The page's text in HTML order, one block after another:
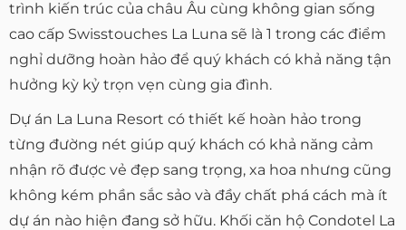
trình kiến trúc của châu Âu cùng không gian sống
cao cấp Swisstouches La Luna sẽ là 1 trong các điểm
nghỉ dưỡng hoàn hảo để quý khách có khả năng tận
hưởng kỳ kỷ trọn vẹn cùng gia đình.
Dự án La Luna Resort có thiết kế hoàn hảo trong
từng đường nét giúp quý khách có khả năng cảm
nhận rõ được vẻ đẹp sang trọng, xa hoa nhưng cũng
không kém phần sắc sảo và đầy chất phá cách mà ít
dự án nào hiện đang sở hữu. Khối căn hộ Condotel La